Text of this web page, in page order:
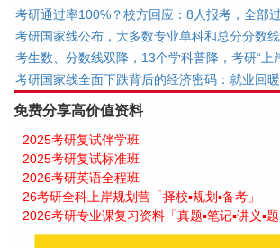
考研通过率100%？校方回应：8人报考，全部
考研国家线公布，大多数专业单科和总分分数
考生数、分数线双降，13个学科普降，考研“上
考研国家线全面下跌背后的经济密码：就业回
免费分享高价值资料
2025考研复试伴学班
2025考研复试标准班
2026考研英语全程班
26考研全科上岸规划营「择校▪规划▪备考」
2026考研专业课复习资料「真题▪笔记▪讲义▪题